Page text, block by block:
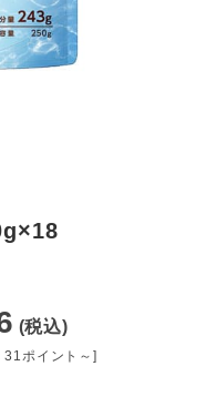
(税込)
ポイント～]